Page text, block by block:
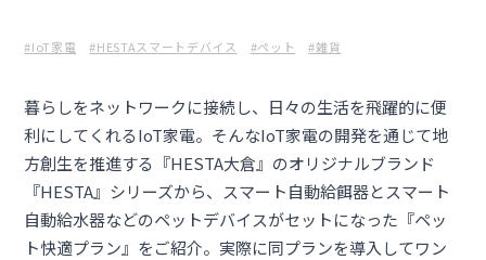
#IoT家電 #HESTAスマートデバイス #ペット #雑貨
暮らしをネットワークに接続し、日々の生活を飛躍的に便
利にしてくれるIoT家電。そんなIoT家電の開発を通じて地
方創生を推進する『HESTA大倉』のオリジナルブランド
『HESTA』シリーズから、 スマート自動給餌器とスマート
自動給水器などのペットデバイスがセットになった『ペッ
ト快適プラン』をご紹介。実際に同プランを導入してワン